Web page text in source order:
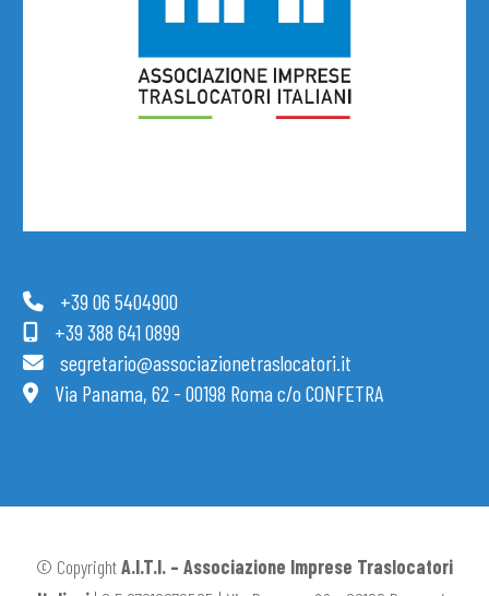
+39 06 5404900
+39 388 641 0899
segretario@associazionetraslocatori.it
Via Panama, 62 - 00198 Roma c/o CONFETRA
© CopyrightA.I.T.I. – Associazione Imprese Traslocatori